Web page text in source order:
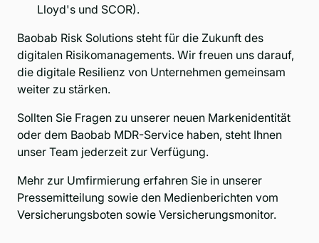
Lloyd's und SCOR).
Baobab Risk Solutions steht für die Zukunft des
digitalen Risikomanagements. Wir freuen uns darauf,
die digitale Resilienz von Unternehmen gemeinsam
weiter zu stärken.
Sollten Sie Fragen zu unserer neuen Markenidentität
oder dem Baobab MDR-Service haben, steht Ihnen
unser Team jederzeit zur Verfügung.
Mehr zur Umfirmierung erfahren Sie in unserer
Pressemitteilung sowie den Medienberichten vom
Versicherungsboten sowie Versicherungsmonitor.